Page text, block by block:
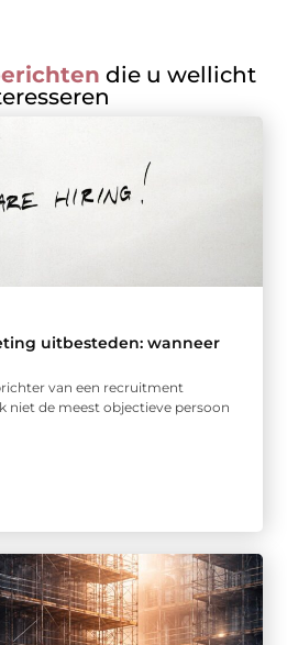
die u wellicht
uitbesteden: wanneer
van een recruitment
niet de meest objectieve persoon